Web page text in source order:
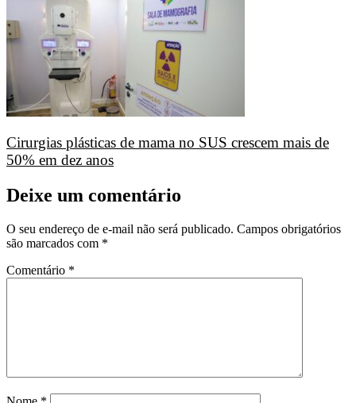
Cirurgias plásticas de mama no SUS crescem mais de
50% em dez anos
Deixe um comentário
O seu endereço de e-mail não será publicado. Campos obrigatórios
são marcados com *
Comentário *